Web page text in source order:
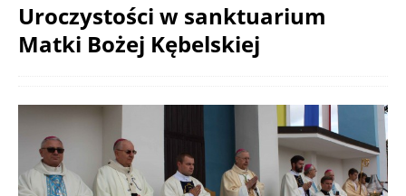
Uroczystości w sanktuarium
Matki Bożej Kębelskiej